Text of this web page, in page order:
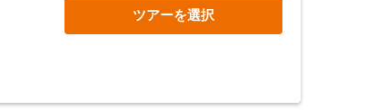
ツアーを選択